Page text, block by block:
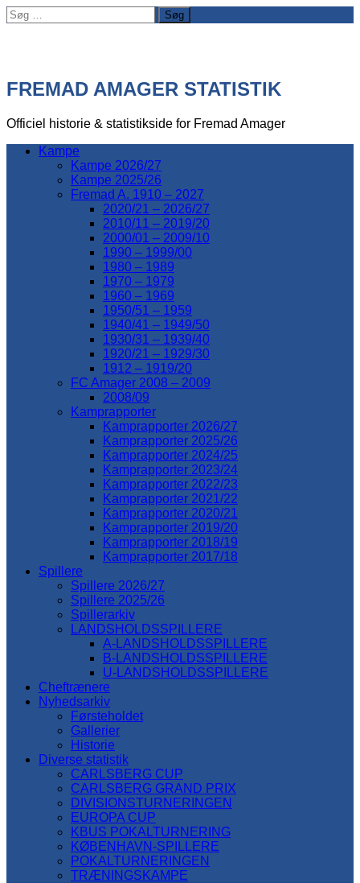
Søg
efter:
FREMAD AMAGER STATISTIK
Officiel historie & statistikside for Fremad Amager
Kampe
Kampe 2026/27
Kampe 2025/26
Fremad A. 1910 – 2027
2020/21 – 2026/27
2010/11 – 2019/20
2000/01 – 2009/10
1990 – 1999/00
1980 – 1989
1970 – 1979
1960 – 1969
1950/51 – 1959
1940/41 – 1949/50
1930/31 – 1939/40
1920/21 – 1929/30
1912 – 1919/20
FC Amager 2008 – 2009
2008/09
Kamprapporter
Kamprapporter 2026/27
Kamprapporter 2025/26
Kamprapporter 2024/25
Kamprapporter 2023/24
Kamprapporter 2022/23
Kamprapporter 2021/22
Kamprapporter 2020/21
Kamprapporter 2019/20
Kamprapporter 2018/19
Kamprapporter 2017/18
Spillere
Spillere 2026/27
Spillere 2025/26
Spillerarkiv
LANDSHOLDSSPILLERE
A-LANDSHOLDSSPILLERE
B-LANDSHOLDSSPILLERE
U-LANDSHOLDSSPILLERE
Cheftrænere
Nyhedsarkiv
Førsteholdet
Gallerier
Historie
Diverse statistik
CARLSBERG CUP
CARLSBERG GRAND PRIX
DIVISIONSTURNERINGEN
EUROPA CUP
KBUS POKALTURNERING
KØBENHAVN-SPILLERE
POKALTURNERINGEN
TRÆNINGSKAMPE